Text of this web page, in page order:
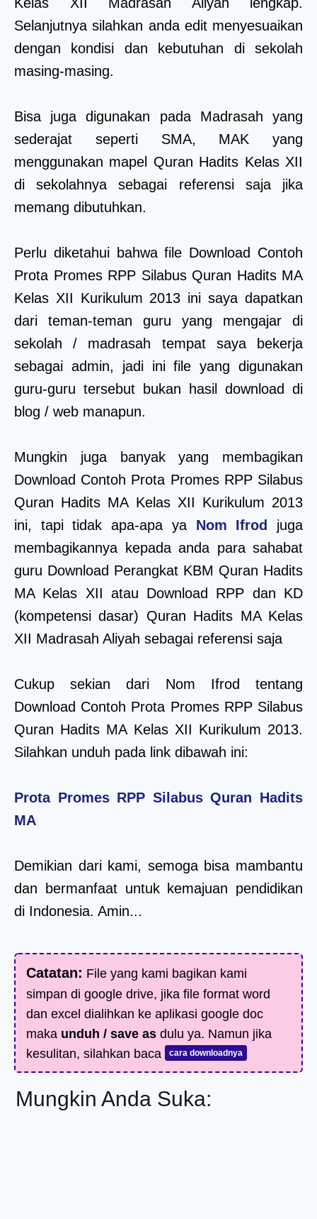
Selanjutnya silahkan anda edit menyesuaikan
dengan kondisi dan kebutuhan di sekolah
masing-masing.
Bisa juga digunakan pada Madrasah yang
sederajat seperti SMA, MAK yang
menggunakan mapel Quran Hadits Kelas XII
di sekolahnya sebagai referensi saja jika
memang dibutuhkan.
Perlu diketahui bahwa file Download Contoh
Prota Promes RPP Silabus Quran Hadits MA
Kelas XII Kurikulum 2013 ini saya dapatkan
dari teman-teman guru yang mengajar di
sekolah / madrasah tempat saya bekerja
sebagai admin, jadi ini file yang digunakan
guru-guru tersebut bukan hasil download di
blog / web manapun.
Mungkin juga banyak yang membagikan
Download Contoh Prota Promes RPP Silabus
Quran Hadits MA Kelas XII Kurikulum 2013
ini, tapi tidak apa-apa ya Nom Ifrod
juga
membagikannya kepada anda para sahabat
guru Download Perangkat KBM Quran Hadits
MA Kelas XII atau Download RPP dan KD
(kompetensi dasar) Quran Hadits MA Kelas
XII Madrasah Aliyah sebagai referensi saja
Cukup sekian dari Nom Ifrod tentang
Download Contoh Prota Promes RPP Silabus
Quran Hadits MA Kelas XII Kurikulum 2013.
Silahkan unduh pada link dibawah ini:
Prota Promes RPP Silabus Quran Hadits
MA
Demikian dari kami, semoga bisa mambantu
dan bermanfaat untuk kemajuan pendidikan
di Indonesia. Amin...
Catatan: File yang kami bagikan kami
simpan di google drive, jika file format word
dan excel dialihkan ke aplikasi google doc
maka unduh / save as dulu ya. Namun jika
kesulitan, silahkan baca
cara downloadnya
Mungkin Anda Suka: